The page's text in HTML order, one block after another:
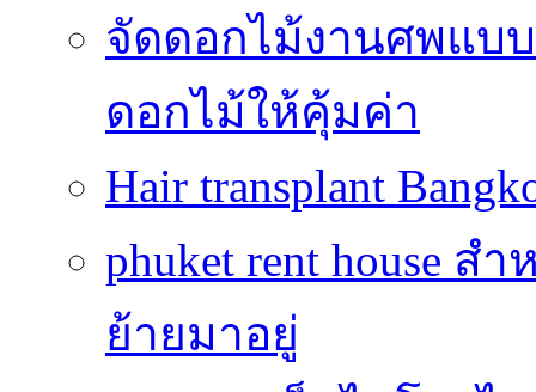
จัดดอกไม้งานศพแบ
ดอกไม้ให้คุ้มค่า
Hair transplant
phuket rent house
ย้ายมาอยู่